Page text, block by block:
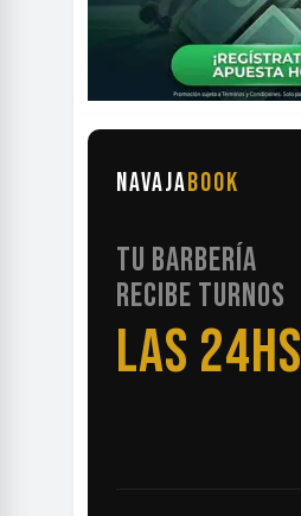
NAVAJABOOK
TU BARBERÍA
RECIBE TURNOS
LAS 24HS